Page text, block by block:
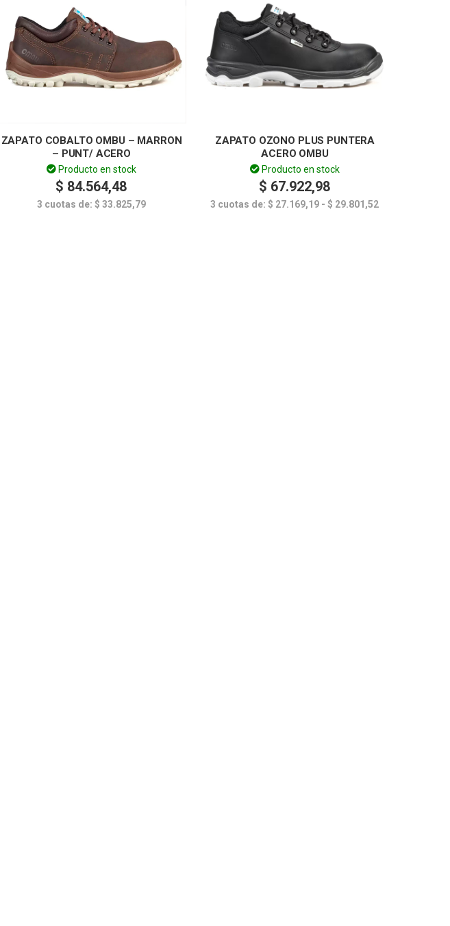
ZAPATO COBALTO OMBU – MARRON
– PUNT/ ACERO
Producto en stock
$ 84.564,48
3 cuotas de: $ 33.825,79
ZAPATO OZONO PLUS PUNTERA
ACERO OMBU
Producto en stock
$ 67.922,98
3 cuotas de:$ 27.169,19 -$ 29.801,52